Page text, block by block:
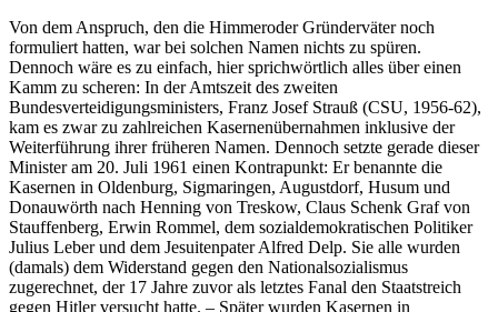
Von dem Anspruch, den die Himmeroder Gründerväter noch
formuliert hatten, war bei solchen Namen nichts zu spüren.
Dennoch wäre es zu einfach, hier sprichwörtlich alles über einen
Kamm zu scheren: In der Amtszeit des zweiten
Bundesverteidigungsministers, Franz Josef Strauß (CSU, 1956-62),
kam es zwar zu zahlreichen Kasernenübernahmen inklusive der
Weiterführung ihrer früheren Namen. Dennoch setzte gerade dieser
Minister am 20. Juli 1961 einen Kontrapunkt: Er benannte die
Kasernen in Oldenburg, Sigmaringen, Augustdorf, Husum und
Donauwörth nach Henning von Treskow, Claus Schenk Graf von
Stauffenberg, Erwin Rommel, dem sozialdemokratischen Politiker
Julius Leber und dem Jesuitenpater Alfred Delp. Sie alle wurden
(damals) dem Widerstand gegen den Nationalsozialismus
zugerechnet, der 17 Jahre zuvor als letztes Fanal den Staatstreich
gegen Hitler versucht hatte. – Später wurden Kasernen in